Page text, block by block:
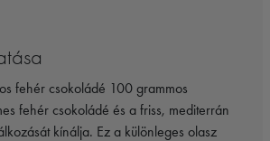
fehér csokoládé 100 grammos
fehér csokoládé és a friss, mediterrán
kínálja. Ez a különleges olasz